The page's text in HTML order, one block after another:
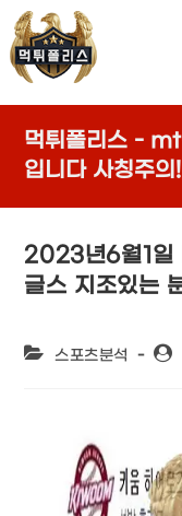
먹튀폴리스 -
입니다 사칭주의
2023년6월1일
글스 지조있는
Post스포츠분석